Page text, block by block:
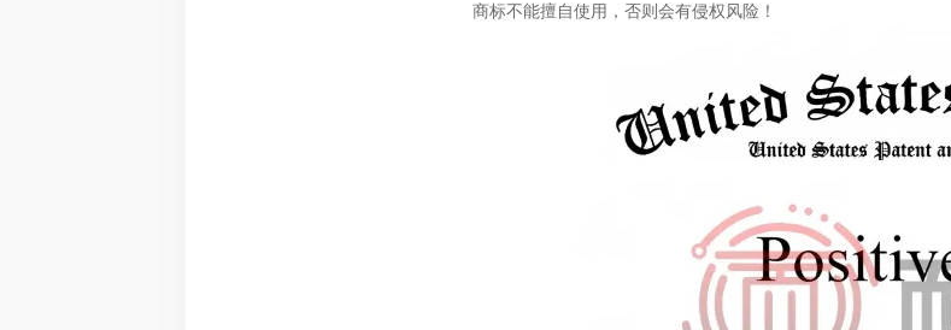
商标不能擅自使用，否则会有侵权风险！